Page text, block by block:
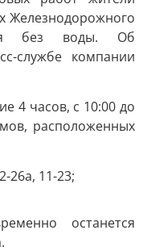
Железнодорожного
без воды. Об
службе компании
4 часов, с 10:00 до
расположенных
26а, 11-23;
останется